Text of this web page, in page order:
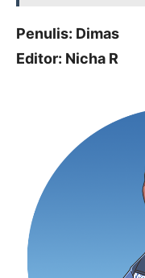
Penulis: Dimas
Editor: Nicha R